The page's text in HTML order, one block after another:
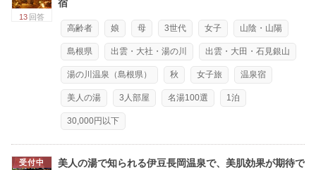
13 回答
宿
高齢者 娘 母 3世代 女子 山陰・山陽
島根県 出雲・大社・湯の川 出雲・大田・石見銀山
湯の川温泉（島根県） 秋 女子旅 温泉宿
美人の湯 3人部屋 名湯100選 1泊
30,000円以下
受付中
美人の湯で知られる伊豆長岡温泉で、美肌効果が期待で